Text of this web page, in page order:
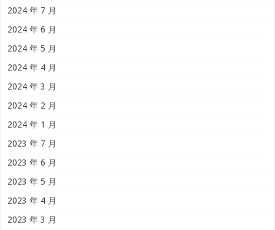
2024 年 7 月
2024 年 6 月
2024 年 5 月
2024 年 4 月
2024 年 3 月
2024 年 2 月
2024 年 1 月
2023 年 7 月
2023 年 6 月
2023 年 5 月
2023 年 4 月
2023 年 3 月